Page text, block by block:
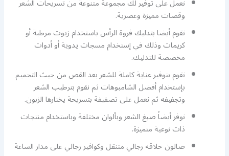
وقصات مميزة وعصرية.
نقوم أيضا بتدليك فروة الرأس باستخدام زيوت مرطبة أو
كريمات وذلك في إستخدام مسجات يدوية أو أدوات
مخصصة للتدليك.
نقوم بتوفير عناية كاملة للشعر بعد القص من حيث التحميم
بإستخدام أفضل الشامبوهات ثم نقوم بترطيب الشعر
وتجفيفه ثم نعمل على تصفيفة بتسريحة يختارها الزبون.
نوفر أيضاً صبغ الشعر وبألوان مختلفة وباستخدام منتجات
ذات نوعية متميزة.
صالون حلاقه رجالي متنقل وكوافير رجالي على مدار الساعة